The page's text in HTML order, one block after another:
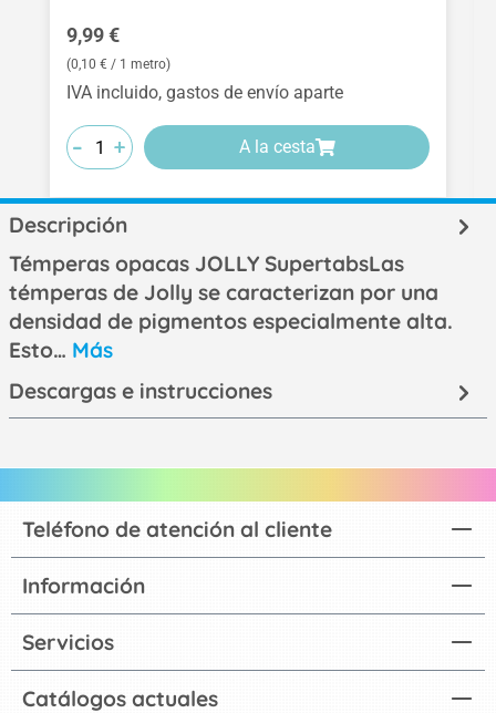
Precio normal:
9,99 €
(0,10 € / 1 metro)
IVA incluido, gastos de envío aparte
-
-
- +
+
+ A la cesta
Descripción
Témperas opacas JOLLY SupertabsLas
témperas de Jolly se caracterizan por una
densidad de pigmentos especialmente alta.
Esto… Más
Descargas e instrucciones
Catálogos actuales
Teléfono de atención al cliente
Información
Servicios